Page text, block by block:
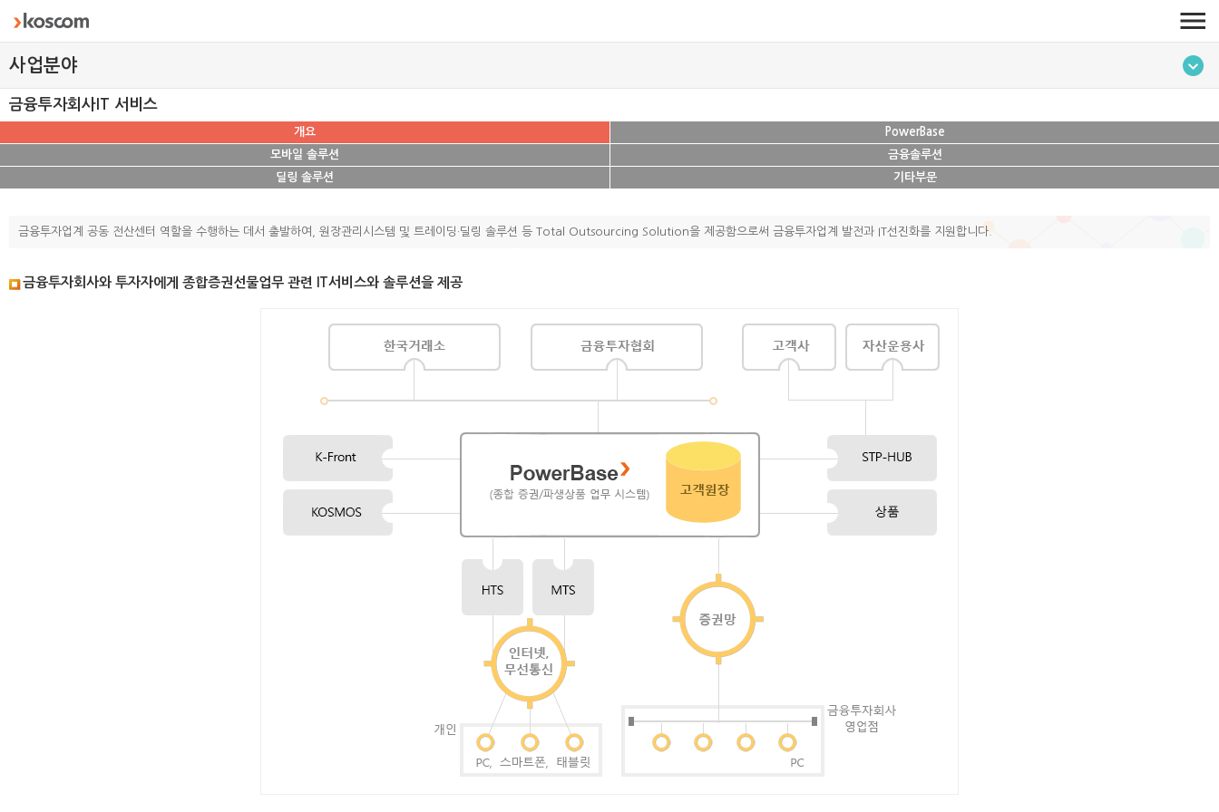
사업분야
금융투자회사IT 서비스
개요
PowerBase
모바일 솔루션
금융솔루션
딜링 솔루션
기타부문
금융투자업계 공동 전산센터 역할을 수행하는 데서 출발하여, 원장관리시스템 및 트레이딩·딜링 솔루션 등 Total Outsourcing Solution을 제공함으로써 금융투자업계 발전과 IT선진화를 지원합니다.
금융투자회사와 투자자에게 종합증권선물업무 관련 IT서비스와 솔루션을 제공